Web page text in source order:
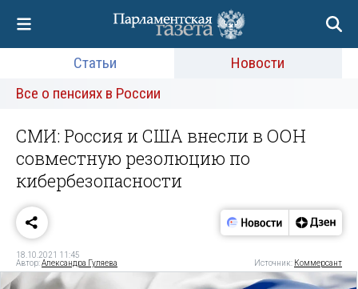
Статьи
Новости
Все о пенсиях в России
СМИ: Россия и США внесли в ООН
совместную резолюцию по
кибербезопасности
18.10.2021 11:45
Автор:Александра Гуляева Источник: Коммерсант